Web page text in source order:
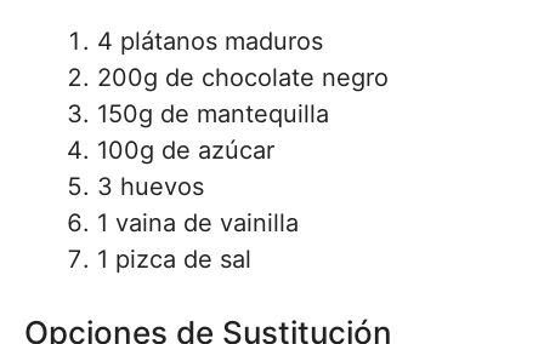
4 plátanos maduros
200g de chocolate negro
150g de mantequilla
100g de azúcar
3 huevos
1 vaina de vainilla
1 pizca de sal
Opciones de Sustitución